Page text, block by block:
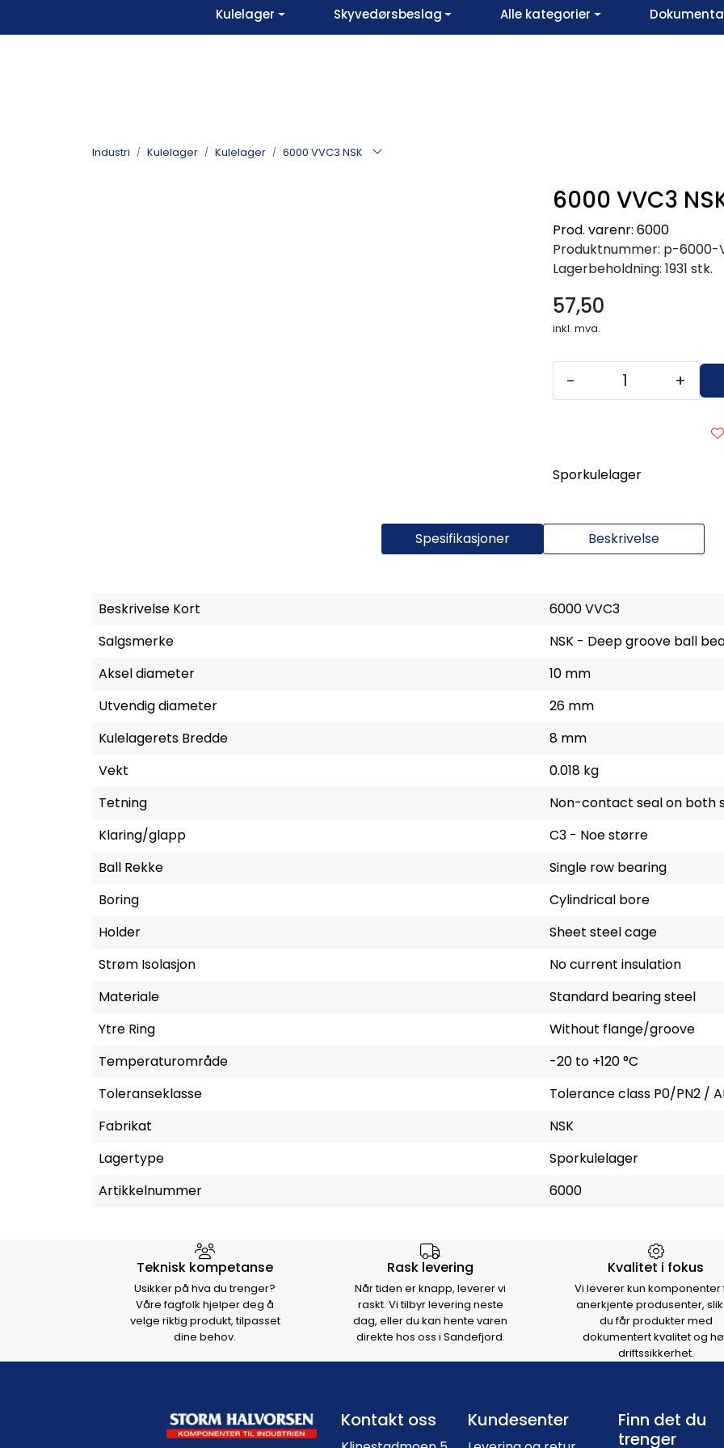
Kulelager Skyvedørsbeslag Alle kategorier
Industri Kulelager Kulelager 6000 VVC3 NSK
6000 VVC3
Prod. varenr: 6000
Produktnummer: p-6000-
Lagerbeholdning: 1931 stk.
57,50
inkl. mva.
- +
Sporkulelager
Spesifikasjoner Beskrivelse
Beskrivelse Kort
6000 VVC3
Salgsmerke
NSK - Deep groove ball
Aksel diameter
10 mm
Utvendig diameter
26 mm
Kulelagerets Bredde
8 mm
Vekt
0.018 kg
Tetning
Non-contact seal on both
Klaring/glapp
C3 - Noe større
Ball Rekke
Single row bearing
Boring
Cylindrical bore
Holder
Sheet steel cage
Strøm Isolasjon
No current insulation
Materiale
Standard bearing steel
Ytre Ring
Without flange/groove
Temperaturområde
-20 to +120 °C
Toleranseklasse
Tolerance class P0/PN2 /
Fabrikat
NSK
Lagertype
Sporkulelager
Artikkelnummer
6000
Hvorfor velge Storm Halvorsen
Teknisk kompetanse
Usikker på hva du trenger?
Våre fagfolk hjelper deg å
velge riktig produkt, tilpasset
dine behov.
Rask levering
Når tiden er knapp, leverer vi
raskt. Vi tilbyr levering neste
dag, eller du kan hente varen
direkte hos oss i Sandefjord.
Kvalitet i fokus
Vi leverer kun komponenter
anerkjente produsenter,
du får produkter med
dokumentert kvalitet og
driftssikkerhet.
Footer navigation
Kontakt oss Kundesenter
Finn det du
trenger